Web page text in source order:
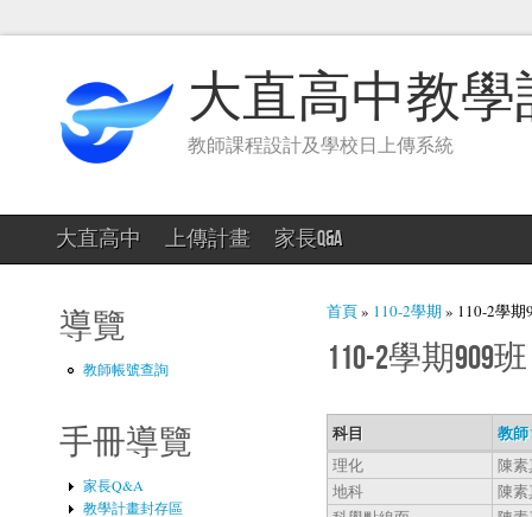
大直高中教
教師課程設計及學校日上傳系統
大直高中 上傳計畫 家長Q&A
導覽
教師帳號查詢
手冊導覽
家長Q&A
教學計畫封存區
您在這裡
首頁» 110-2學期 » 110-2學期
110-2學期909班
科目 教師
理化
陳素
地科
陳素